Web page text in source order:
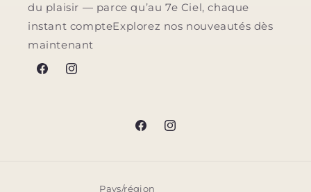
du plaisir — parce qu’au 7e Ciel, chaque
instant compteExplorez nos nouveautés dès
maintenant
FacebookInstagram
FacebookInstagram
Pays/région